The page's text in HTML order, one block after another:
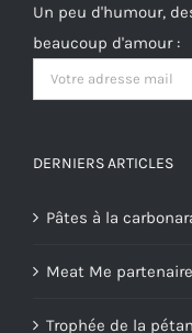
Un peu d'humour,
beaucoup d'amour :
DERNIERS ARTICLES
Pâtes à la
Meat Me
Trophée de la